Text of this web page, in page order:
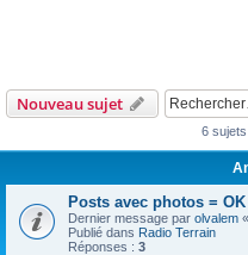
Nouveau sujet
6 sujets
Posts avec photos = OK
Dernier message par olvalem «
Publié dans Radio Terrain
Réponses : 3